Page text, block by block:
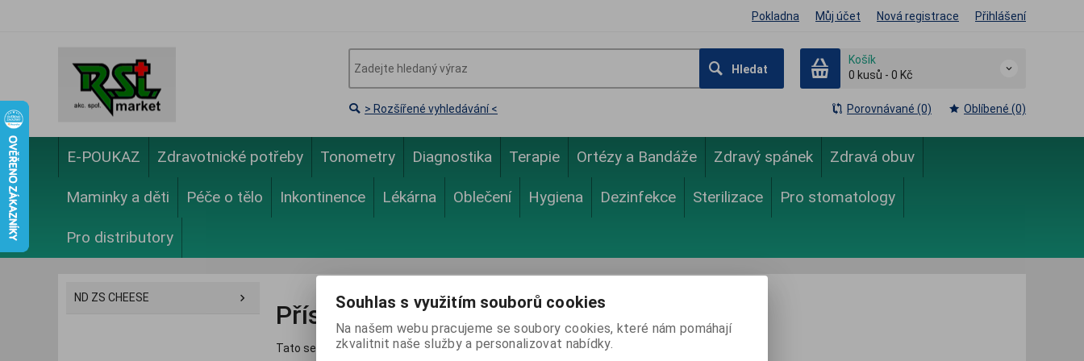
Pokladna Můj účet Nová registrace Přihlášení
Hledat
Košík
0 kusů - 0 Kč
> Rozšířené vyhledávání < Porovnávané (0) Oblíbené (0)
E-POUKAZ Zdravotnické potřeby Tonometry Diagnostika Terapie Ortézy a Bandáže Zdravý spánek Zdravá obuv
Maminky a děti Péče o tělo Inkontinence Lékárna Oblečení Hygiena Dezinfekce Sterilizace Pro stomatology
Pro distributory
ND ZS CHEESE
Přístup omezen
Tato sekce je přístupná pouze přihlášeným registrovaným distributorům.
Souhlas s využitím souborů cookies
Na našem webu pracujeme se soubory cookies, které nám pomáhají
zkvalitnit naše služby a personalizovat nabídky.